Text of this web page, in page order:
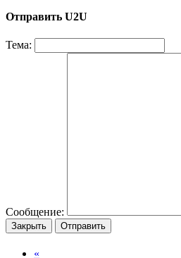
Отправить U2U
Тема:
Сообщение:
Закрыть Отправить
«